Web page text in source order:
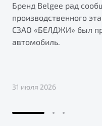
Бренд Belgee рад
производственного
СЗАО «БЕЛДЖИ» был
автомобиль.
31 июля 2026